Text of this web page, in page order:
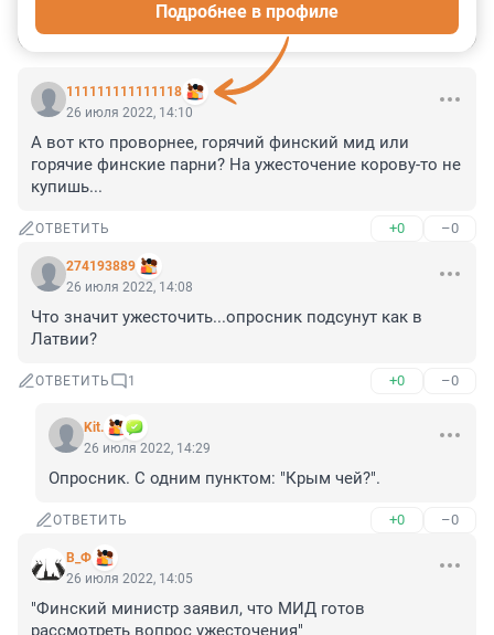
111111111111118
Подробнее в профиле
26 июля 2022, 14:10
А вот кто проворнее, горячий финский мид или
горячие финские парни? На ужесточение корову-то не
купишь...
ОТВЕТИТЬ +0 –0
274193889
26 июля 2022, 14:08
Что значит ужесточить...опросник подсунут как в
Латвии?
ОТВЕТИТЬ 1 +0 –0
Kit.
26 июля 2022, 14:29
Опросник. С одним пунктом: "Крым чей?".
ОТВЕТИТЬ +0 –0
В_Ф
26 июля 2022, 14:05
"Финский министр заявил, что МИД готов
рассмотреть вопрос ужесточения"